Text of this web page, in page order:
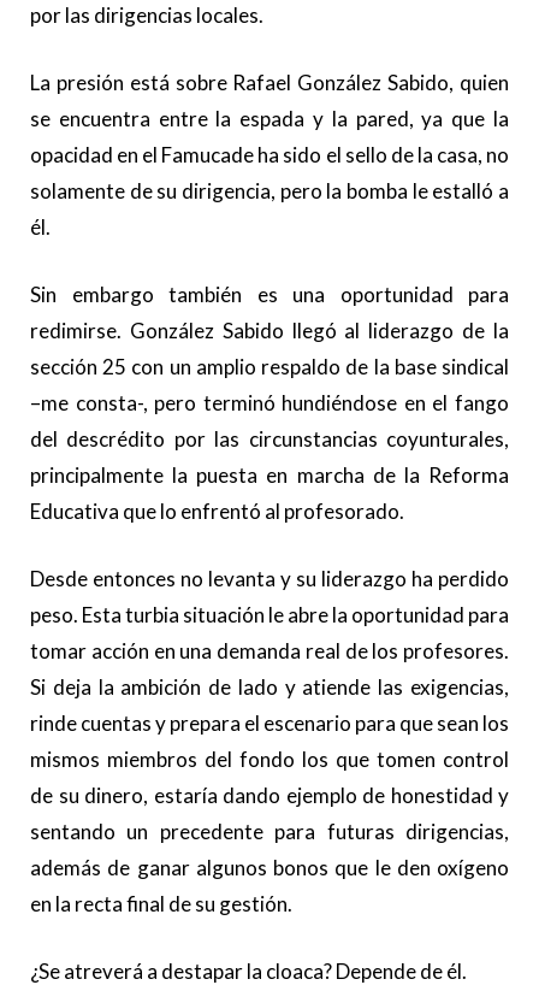
por las dirigencias locales.
La presión está sobre Rafael González Sabido, quien
se encuentra entre la espada y la pared, ya que la
opacidad en el Famucade ha sido el sello de la casa, no
solamente de su dirigencia, pero la bomba le estalló a
él.
Sin embargo también es una oportunidad para
redimirse. González Sabido llegó al liderazgo de la
sección 25 con un amplio respaldo de la base sindical
–me consta-, pero terminó hundiéndose en el fango
del descrédito por las circunstancias coyunturales,
principalmente la puesta en marcha de la Reforma
Educativa que lo enfrentó al profesorado.
Desde entonces no levanta y su liderazgo ha perdido
peso. Esta turbia situación le abre la oportunidad para
tomar acción en una demanda real de los profesores.
Si deja la ambición de lado y atiende las exigencias,
rinde cuentas y prepara el escenario para que sean los
mismos miembros del fondo los que tomen control
de su dinero, estaría dando ejemplo de honestidad y
sentando un precedente para futuras dirigencias,
además de ganar algunos bonos que le den oxígeno
en la recta final de su gestión.
¿Se atreverá a destapar la cloaca? Depende de él.